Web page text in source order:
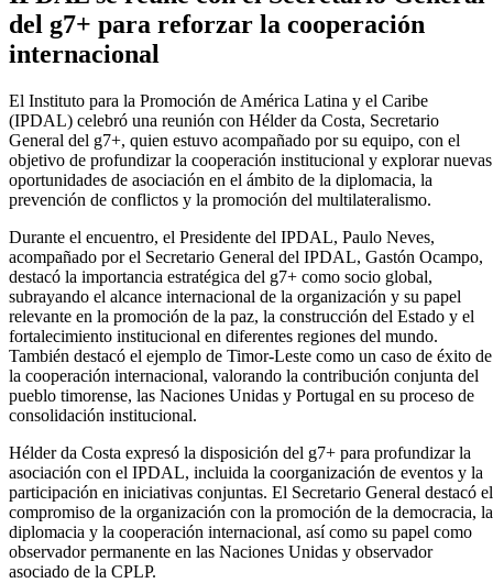
del g7+ para reforzar la cooperación
internacional
El Instituto para la Promoción de América Latina y el Caribe
(IPDAL) celebró una reunión con Hélder da Costa, Secretario
General del g7+, quien estuvo acompañado por su equipo, con el
objetivo de profundizar la cooperación institucional y explorar nuevas
oportunidades de asociación en el ámbito de la diplomacia, la
prevención de conflictos y la promoción del multilateralismo.
Durante el encuentro, el Presidente del IPDAL, Paulo Neves,
acompañado por el Secretario General del IPDAL, Gastón Ocampo,
destacó la importancia estratégica del g7+ como socio global,
subrayando el alcance internacional de la organización y su papel
relevante en la promoción de la paz, la construcción del Estado y el
fortalecimiento institucional en diferentes regiones del mundo.
También destacó el ejemplo de Timor-Leste como un caso de éxito de
la cooperación internacional, valorando la contribución conjunta del
pueblo timorense, las Naciones Unidas y Portugal en su proceso de
consolidación institucional.
Hélder da Costa expresó la disposición del g7+ para profundizar la
asociación con el IPDAL, incluida la coorganización de eventos y la
participación en iniciativas conjuntas. El Secretario General destacó el
compromiso de la organización con la promoción de la democracia, la
diplomacia y la cooperación internacional, así como su papel como
observador permanente en las Naciones Unidas y observador
asociado de la CPLP.